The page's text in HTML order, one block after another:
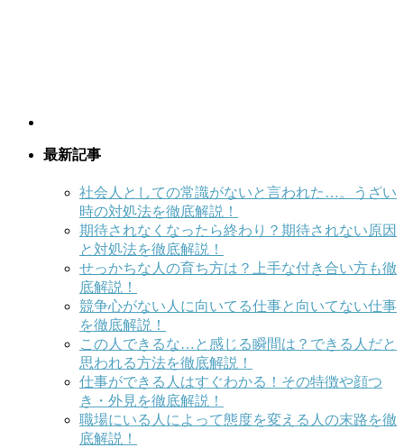
最新記事
社会人としての常識がないと言われた…。うざい
時の対処法を徹底解説！
期待されなくなったら終わり？期待されない原因
と対処法を徹底解説！
せっかちな人の育ち方は？上手な付き合い方も徹
底解説！
競争心がない人に向いてる仕事と向いてない仕事
を徹底解説！
この人できるな…と感じる瞬間は？できる人だと
思われる方法を徹底解説！
仕事ができる人はすぐわかる！その特徴や顔つ
き・外見を徹底解説！
職場にいる人によって態度を変える人の末路を徹
底解説！